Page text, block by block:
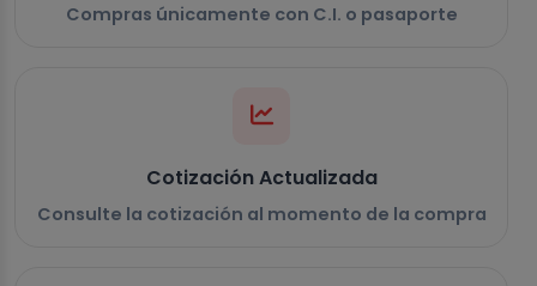
Compras únicamente con C.I. o pasaporte
Cotización Actualizada
Consulte la cotización al momento de la compra